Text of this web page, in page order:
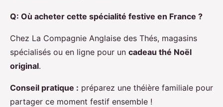
Q: Où acheter cette spécialité festive en France ?
Chez La Compagnie Anglaise des Thés, magasins
spécialisés ou en ligne pour un cadeau thé Noël
original.
Conseil pratique : préparez une théière familiale pour
partager ce moment festif ensemble !